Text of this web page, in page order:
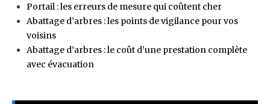
Portail : les erreurs de mesure qui coûtent cher
Abattage d’arbres : les points de vigilance pour vos
voisins
Abattage d’arbres : le coût d’une prestation complète
avec évacuation